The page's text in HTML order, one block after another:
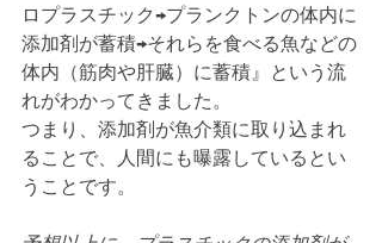
ロプラスチック→プランクトンの体内に
添加剤が蓄積→それらを食べる魚などの
体内（筋肉や肝臓）に蓄積』という流
れがわかってきました。
つまり、添加剤が魚介類に取り込まれ
ることで、人間にも曝露しているとい
うことです。